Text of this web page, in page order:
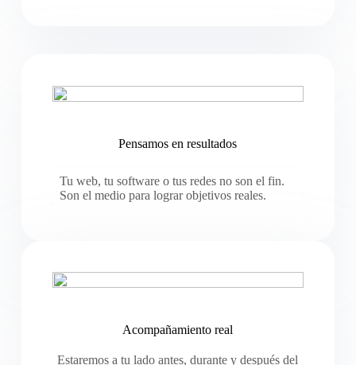
Pensamos en resultados
Tu web, tu software o tus redes no son el fin.
Son el medio para lograr objetivos reales.
Acompañamiento real
Estaremos a tu lado antes, durante y después del